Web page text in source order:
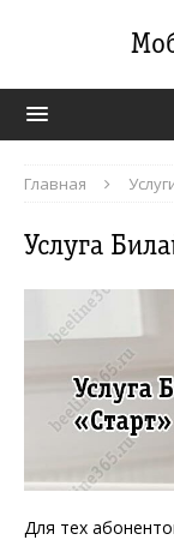
Главная
Услуга
Для тех